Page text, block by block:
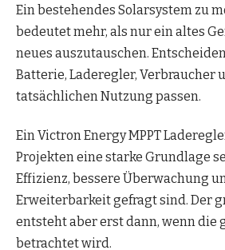
Ein bestehendes Solarsystem zu
bedeutet mehr, als nur ein altes
neues auszutauschen.
Batterie, Laderegler, Verbraucher
tatsächlichen Nutzung passen.
Ein Victron Energy MPPT
Projekten eine starke Grundlage
Effizienz, bessere Überwachung
Erweiterbarkeit gefragt sind. Der
entsteht aber erst dann, wenn die
betrachtet wird.